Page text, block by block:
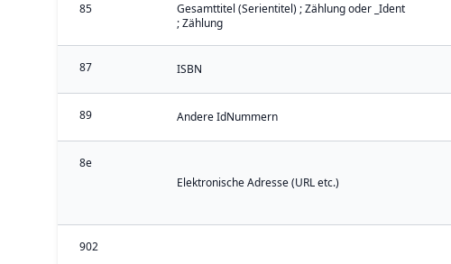
85
Gesamttitel (Serientitel) ; Zählung oder _Ident
; Zählung
87 ISBN
89 Andere IdNummern
8e
Elektronische Adresse (URL etc.)
902